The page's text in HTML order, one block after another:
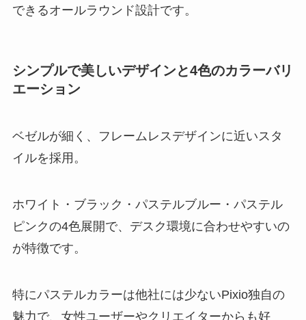
できるオールラウンド設計です。
シンプルで美しいデザインと4色のカラーバリ
エーション
ベゼルが細く、フレームレスデザインに近いスタ
イルを採用。
ホワイト・ブラック・パステルブルー・パステル
ピンクの4色展開で、デスク環境に合わせやすいの
が特徴です。
特にパステルカラーは他社には少ないPixio独自の
魅力で、女性ユーザーやクリエイターからも好